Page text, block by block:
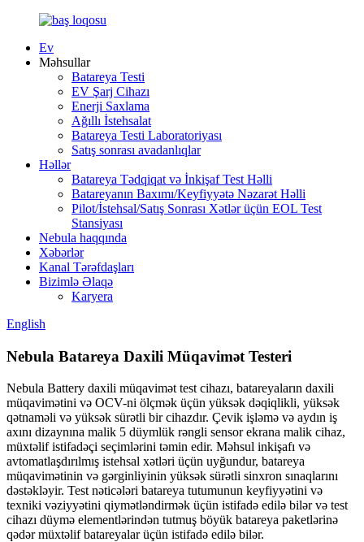
Ev
Məhsullar
Batareya Testi
EV Şarj Cihazı
Enerji Saxlama
Ağıllı İstehsalat
Batareya Testi Laboratoriyası
Satış sonrası avadanlıqlar
Həllər
Batareya Tədqiqat və İnkişaf Test Həlli
Batareyanın Baxımı/Keyfiyyətə Nəzarət Həlli
Pilot/İstehsal/Satış Sonrası Xətlər üçün EOL Test
Stansiyası
Nebula haqqında
Xəbərlər
Kanal Tərəfdaşları
Bizimlə Əlaqə
Karyera
English
Nebula Batareya Daxili Müqavimət Testeri
Nebula Battery daxili müqavimət test cihazı, batareyaların daxili
müqavimətini və OCV-ni ölçmək üçün yüksək dəqiqlikli, yüksək
qətnaməli və yüksək sürətli bir cihazdır. Çevik işləmə və aydın iş
axını dizaynına malik 5 düymlük rəngli sensor ekrana malik cihaz,
müxtəlif istifadəçi seçimlərini təmin edir. Məhsul inkişafı və
avtomatlaşdırılmış istehsal xətləri üçün uyğundur, batareya
müqavimətinin və gərginliyinin yüksək sürətli sinxron sınaqlarını
dəstəkləyir. Test nəticələri batareya tutumunun keyfiyyətini və
texniki vəziyyətini qiymətləndirmək üçün istifadə edilə bilər və test
cihazı düymə elementlərindən tutmuş böyük batareya paketlərinə
qədər müxtəlif batareyalar üçün istifadə edilə bilər.